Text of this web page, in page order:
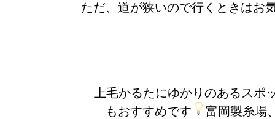
ただ、道が狭いので行くときはお
上毛かるたにゆかりのあるスポ
もおすすめです
富岡製糸場